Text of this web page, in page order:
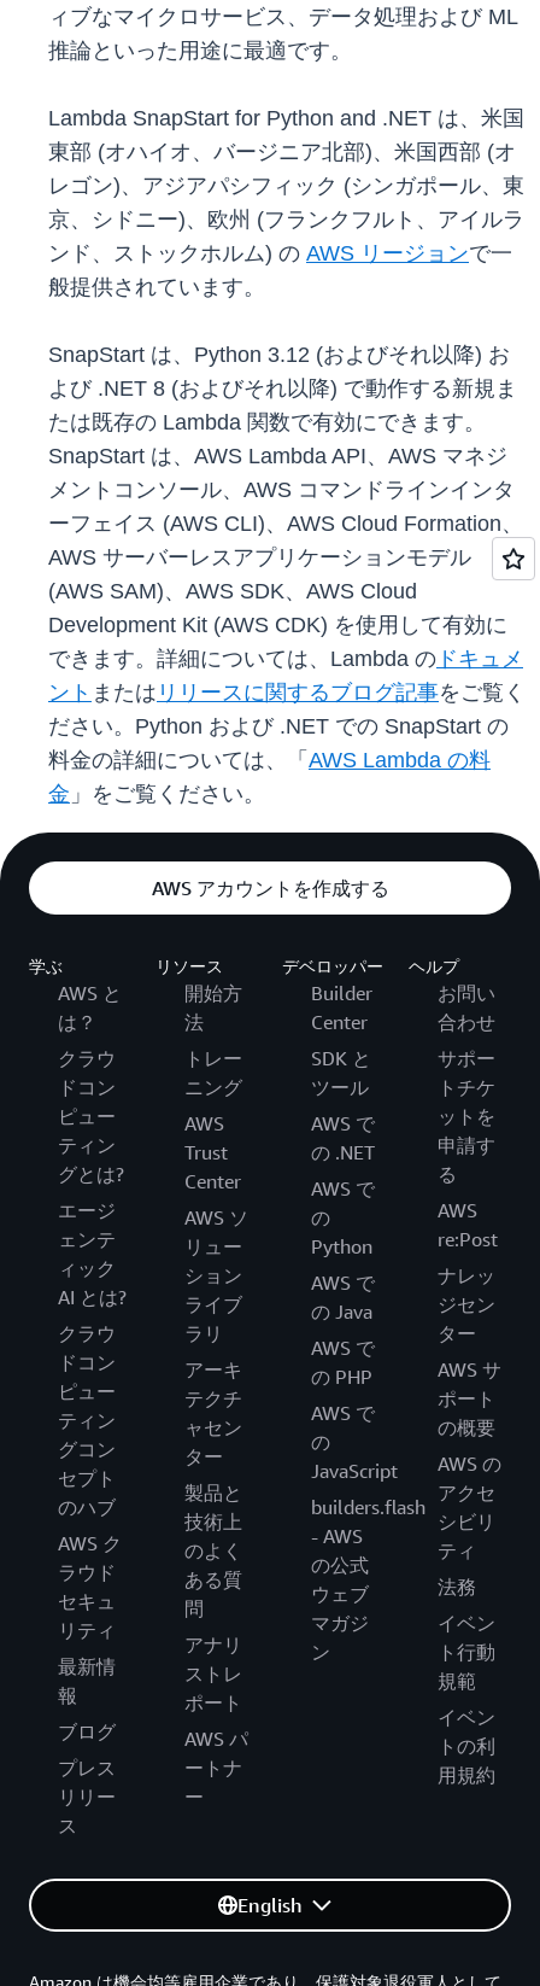
ィブなマイクロサービス、データ処理および ML
推論といった用途に最適です。
Lambda SnapStart for Python and .NET は、米国
東部 (オハイオ、バージニア北部)、米国西部 (オ
レゴン)、アジアパシフィック (シンガポール、東
京、シドニー)、欧州 (フランクフルト、アイルラ
ンド、ストックホルム) の AWS リージョンで一
般提供されています。
SnapStart は、Python 3.12 (およびそれ以降) お
よび .NET 8 (およびそれ以降) で動作する新規ま
たは既存の Lambda 関数で有効にできます。
SnapStart は、AWS Lambda API、AWS マネジ
メントコンソール、AWS コマンドラインインタ
ーフェイス (AWS CLI)、AWS Cloud Formation、
AWS サーバーレスアプリケーションモデル
(AWS SAM)、AWS SDK、AWS Cloud
Development Kit (AWS CDK) を使用して有効に
できます。詳細については、Lambda の ドキュメ
ント または リリースに関するブログ記事をご覧く
ださい。Python および .NET での SnapStart の
料金の詳細については、「 AWS Lambda の料
金 」をご覧ください。
AWS アカウントを作成する
学ぶ
AWS と
は？
クラウ
ドコン
ピュー
ティン
グとは?
エージ
ェンテ
ィック
AI とは?
クラウ
ドコン
ピュー
ティン
グコン
セプト
のハブ
AWS ク
ラウド
セキュ
リティ
最新情
報
ブログ
プレス
リリー
ス
リソース
開始方
法
トレー
ニング
AWS
Trust
Center
AWS ソ
リュー
ション
ライブ
ラリ
アーキ
テクチ
ャセン
ター
製品と
技術上
のよく
ある質
問
アナリ
ストレ
ポート
AWS パ
ートナ
ー
デベロッパー
Builder
Center
SDK と
ツール
AWS で
の .NET
AWS で
の
Python
AWS で
の Java
AWS で
の PHP
AWS で
の
JavaScript
builders.flash
- AWS
の公式
ウェブ
マガジ
ン
ヘルプ
お問い
合わせ
サポー
トチケ
ットを
申請す
る
AWS
re:Post
ナレッ
ジセン
ター
AWS サ
ポート
の概要
AWS の
アクセ
シビリ
ティ
法務
イベン
ト行動
規範
イベン
トの利
用規約
English